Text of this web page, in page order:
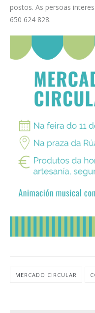
postos. As persoas
650 624 828.
MERCADO CIRCULAR